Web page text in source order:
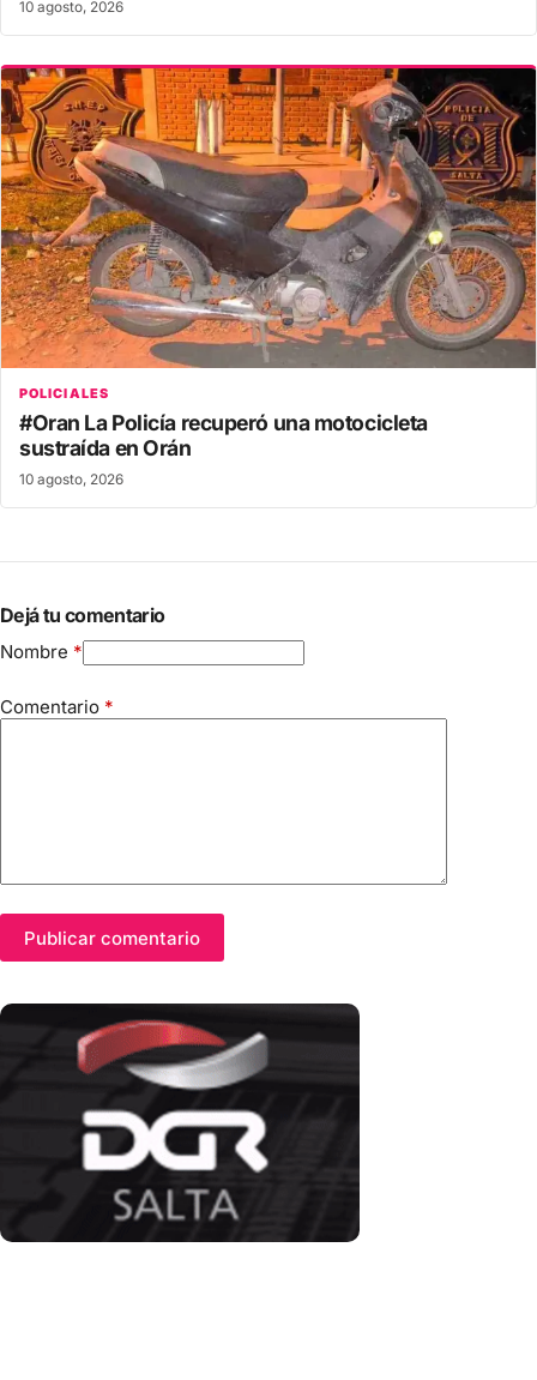
10 agosto, 2026
POLICIALES
#Oran La Policía recuperó una motocicleta
sustraída en Orán
10 agosto, 2026
Dejá tu comentario
Nombre *
Comentario *
Publicar comentario